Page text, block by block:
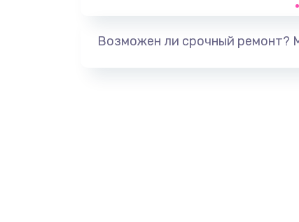
Возможен ли срочный ремонт?